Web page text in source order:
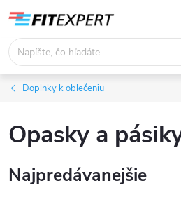
obsah
Doplnky k oblečeniu
Opasky a
Najpredávanejšie